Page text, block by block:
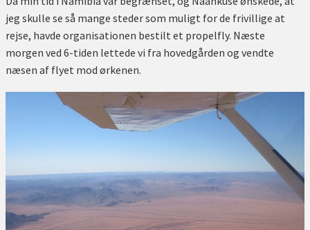
jeg skulle se så mange steder som muligt for de frivillige at
rejse, havde organisationen bestilt et propelfly. Næste
morgen ved 6-tiden lettede vi fra hovedgården og vendte
næsen af flyet mod ørkenen.